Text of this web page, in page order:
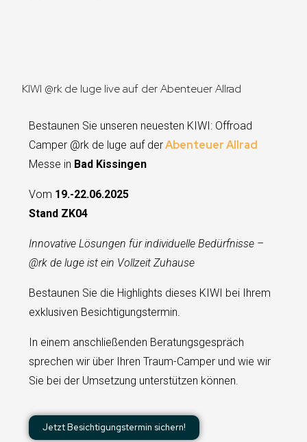
KIWI @rk de luge live auf der Abenteuer Allrad
Bestaunen Sie unseren neuesten KIWI: Offroad
Camper @rk de luge auf derAbenteuer Allrad
Messe in Bad Kissingen
Vom 19.-22.06.2025
Stand ZK04
Innovative Lösungen für individuelle Bedürfnisse –
@rk de luge ist ein Vollzeit Zuhause
Bestaunen Sie die Highlights dieses KIWI bei Ihrem
exklusiven Besichtigungstermin.
In einem anschließenden Beratungsgespräch
sprechen wir über Ihren Traum-Camper und wie wir
Sie bei der Umsetzung unterstützen können.
Jetzt Besichtigungstermin sichern!